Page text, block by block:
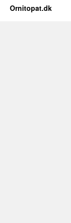
Ornitopat.dk